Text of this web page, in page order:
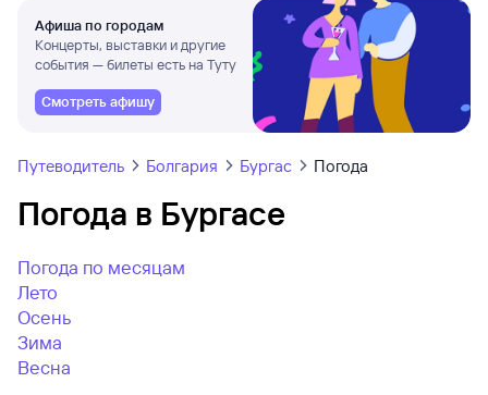
Афиша по городам
Концерты, выставки и другие
события — билеты есть на Туту
Смотреть афишу
Путеводитель Болгария Бургас Погода
Погода в Бургасе
Погода по месяцам
Лето
Осень
Зима
Весна